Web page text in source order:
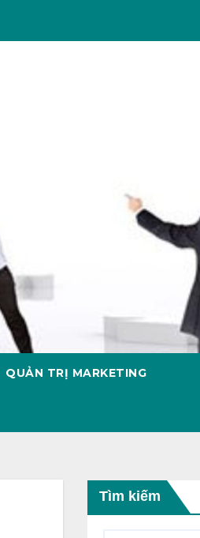
QUẢN TRỊ MARKETING
Tìm kiếm